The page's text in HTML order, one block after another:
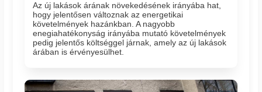
Az új lakások árának növekedésének irányába hat,
hogy jelentősen változnak az energetikai
követelmények hazánkban. A nagyobb
enegiahatékonyság irányába mutató követelmények
pedig jelentős költséggel járnak, amely az új lakások
árában is érvényesülhet.